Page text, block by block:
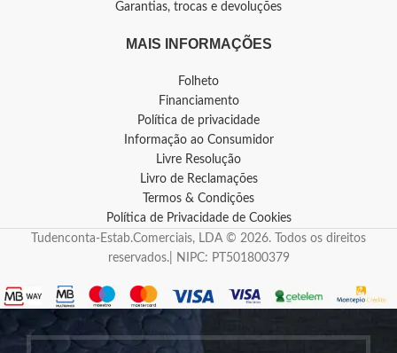
Garantias, trocas e devoluções
MAIS INFORMAÇÕES
Folheto
Financiamento
Política de privacidade
Informação ao Consumidor
Livre Resolução
Livro de Reclamações
Termos & Condições
Política de Privacidade de Cookies
Tudenconta-Estab.Comerciais, LDA © 2026. Todos os direitos
reservados.| NIPC: PT501800379